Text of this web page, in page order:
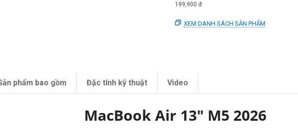
199,900 đ
XEM DANH SÁCH SẢN PHẨM
phẩm bao gồm Đặc tính kỹ thuật Video
MacBook Air 13" M5 2026